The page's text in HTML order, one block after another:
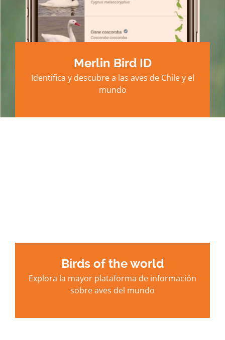
Merlin Bird ID
Identifica y descubre a las aves de Chile y el
mundo
Birds of the world
Explora la mayor plataforma de información
sobre aves del mundo